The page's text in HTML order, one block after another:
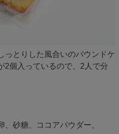
っとりした風合いのパウンドケ
2個入っているので、2人で分
砂糖、ココアパウダー、